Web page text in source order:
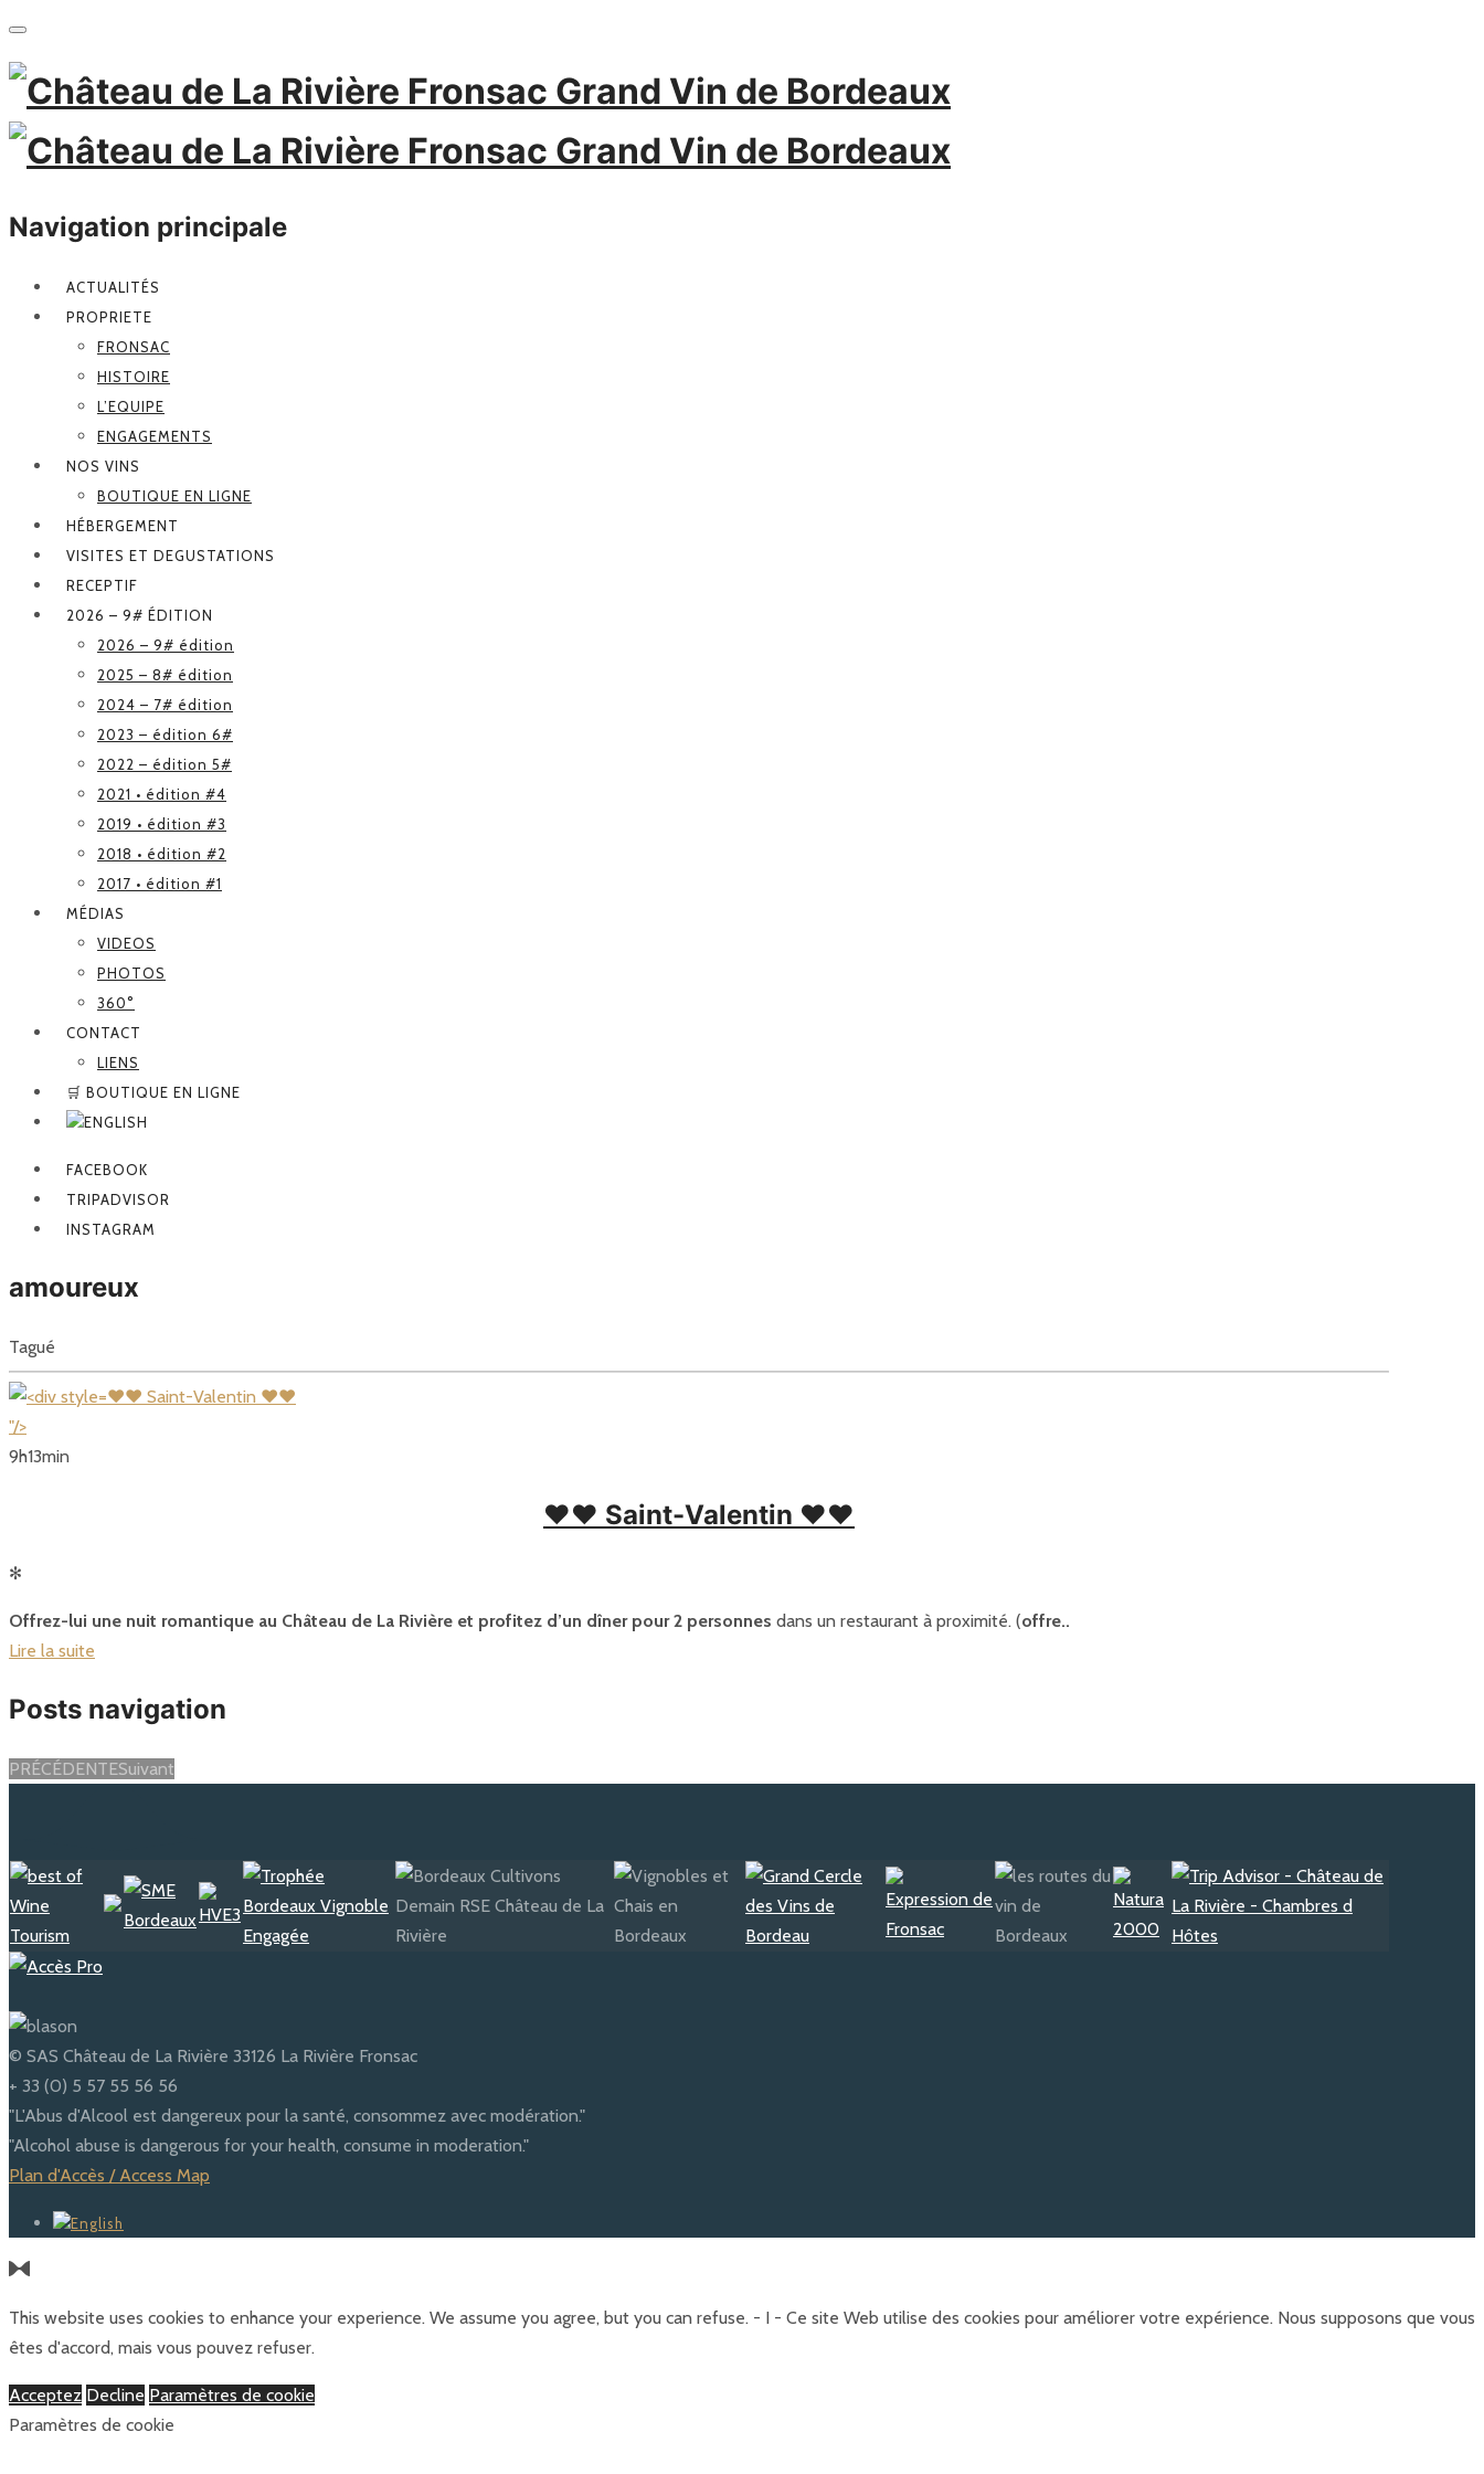
Navigation principale
ACTUALITÉS
PROPRIETE
FRONSAC
HISTOIRE
L’EQUIPE
ENGAGEMENTS
NOS VINS
BOUTIQUE EN LIGNE
HÉBERGEMENT
VISITES ET DEGUSTATIONS
RECEPTIF
2026 – 9# ÉDITION
2026 – 9# édition
2025 – 8# édition
2024 – 7# édition
2023 – édition 6#
2022 – édition 5#
2021 • édition #4
2019 • édition #3
2018 • édition #2
2017 • édition #1
MÉDIAS
VIDEOS
PHOTOS
360°
CONTACT
LIENS
🛒 BOUTIQUE EN LIGNE
FACEBOOK
TRIPADVISOR
INSTAGRAM
amoureux
Tagué
❤❤ Saint-Valentin ❤❤
"/>
9h13min
❤❤ Saint-Valentin ❤❤
✻
Offrez-lui une nuit romantique au Château de La Rivière et profitez d’un dîner pour 2 personnes dans un restaurant à proximité. (offre..
Lire la suite
Posts navigation
PRÉCÉDENTESuivant
© SAS Château de La Rivière 33126 La Rivière Fronsac
+ 33 (0) 5 57 55 56 56
"L'Abus d'Alcool est dangereux pour la santé, consommez avec modération."
"Alcohol abuse is dangerous for your health, consume in moderation."
Plan d'Accès / Access Map
This website uses cookies to enhance your experience. We assume you agree, but you can refuse. - I - Ce site Web utilise des cookies pour améliorer votre expérience. Nous supposons que vous
êtes d'accord, mais vous pouvez refuser.
Acceptez Decline Paramètres de cookie
Paramètres de cookie